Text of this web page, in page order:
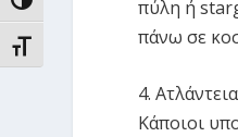
ΕΝΑΛΛΑΓΉ ΥΨΗΛΉΣ
ΕΝΑΛΛΑΓΉ ΜΕΓΈΘΟΥΣ
πύλη ή
πάνω σε
4.
Κάποιοι